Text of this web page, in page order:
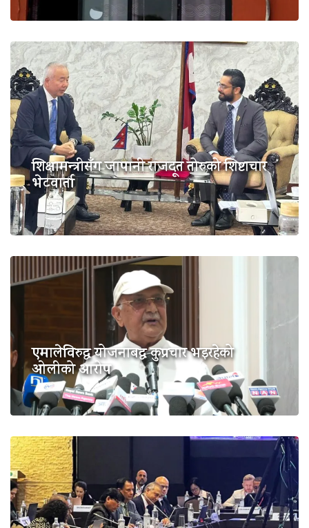
शिक्षामन्त्रीसँग जापानी राजदूत तोरुको शिष्टाचार
भेटवार्ता
एमालेविरुद्ध योजनाबद्ध कुप्रचार भइरहेको
ओलीको आरोप